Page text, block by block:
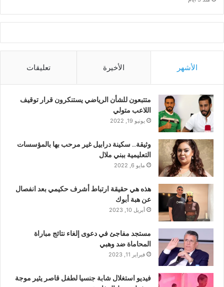
الأشهر الأخيرة تعليقات
متتبعون للشأن الرياضي يستنكرون قرار توقيف
اللاعب متولي
يونيو 19, 2022
وثيقة.. سكينة درابيل غير مرحب بها بالمؤسسات
التعليمية ببني ملال
مايو 6, 2022
هذه هي حقيقة ارتباط أشرف حكيمي بعد انفصال
عن هبة أبوك
أبريل 10, 2023
مستجد مفاجئ في دعوى إلغاء نتائج مباراة
المحاماة ضد وهبي
فبراير 11, 2023
فيديو استغلال شابة جنسيا لطفل قاصر يثير موجة